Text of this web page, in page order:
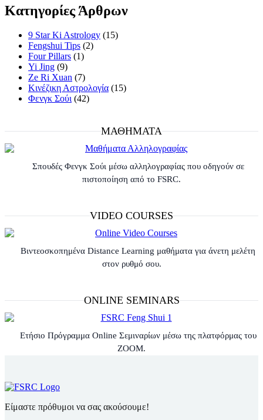
Κατηγορίες Άρθρων
9 Star Ki Astrology (15)
Fengshui Tips (2)
Four Pillars (1)
Yi Jing (9)
Ze Ri Xuan (7)
Κινέζικη Αστρολογία (15)
Φενγκ Σούι(42)
ΜΑΘΗΜΑΤΑ
Σπουδές Φενγκ Σούι μέσω αλληλογραφίας που οδηγούν σε
πιστοποίηση από το FSRC.
VIDEO COURSES
Βιντεοσκοπημένα Distance Learning μαθήματα για άνετη μελέτη
στον ρυθμό σου.
ONLINE SEMINARS
Ετήσιο Πρόγραμμα Online Σεμιναρίων μέσω της πλατφόρμας του
ZOOM.
Είμαστε πρόθυμοι να σας ακούσουμε!